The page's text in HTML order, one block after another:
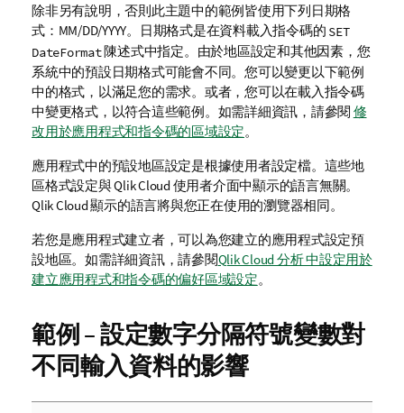
除非另有說明，否則此主題中的範例皆使用下列日期格
式：MM/DD/YYYY。日期格式是在資料載入指令碼的 SET
DateFormat陳述式中指定。由於地區設定和其他因素，您
系統中的預設日期格式可能會不同。您可以變更以下範例
中的格式，以滿足您的需求。或者，您可以在載入指令碼
中變更格式，以符合這些範例。 如需詳細資訊，請參閱 修
改用於應用程式和指令碼的區域設定。
應用程式中的預設地區設定是根據使用者設定檔。這些地
區格式設定與Qlik Cloud 使用者介面中顯示的語言無關。
Qlik Cloud顯示的語言將與您正在使用的瀏覽器相同。
若您是應用程式建立者，可以為您建立的應用程式設定預
設地區。如需詳細資訊，請參閱Qlik Cloud 分析 中設定用於
建立應用程式和指令碼的偏好區域設定。
範例 – 設定數字分隔符號變數對
不同輸入資料的影響